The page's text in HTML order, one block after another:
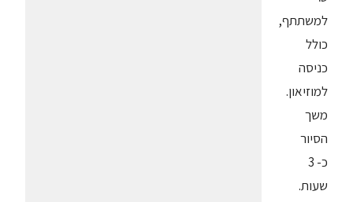
למשתתף,
כולל
כניסה
למוזיאון.
משך
הסיור
כ- 3
שעות.